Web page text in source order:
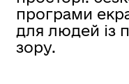
програми
для людей із
зору.